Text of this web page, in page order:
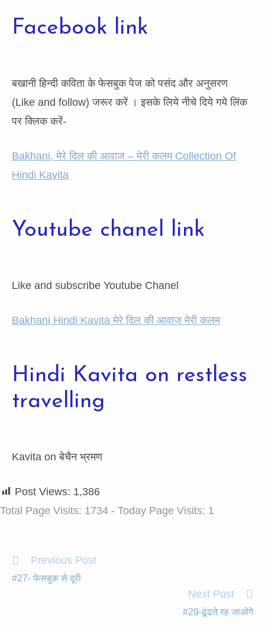
Facebook link
बखानी हिन्दी कविता के फेसबुक पेज को पसंद और अनुसरण
(Like and follow) जरूर करें । इसके लिये नीचे दिये गये लिंक
पर क्लिक करें-
Bakhani, मेरे दिल की आवाज – मेरी कलम Collection Of
Hindi Kavita
Youtube chanel link
Like and subscribe Youtube Chanel
Bakhani Hindi Kavita मेरे दिल की आवाज मेरी कलम
Hindi Kavita on restless
travelling
Kavita on बेचैन भ्रमण
Post Views: 1,386
Total Page Visits: 1734 - Today Page Visits: 1
Previous Post
#27- फेसबुक से दूरी
Next Post
#29-ढूंढते रह जाओगे